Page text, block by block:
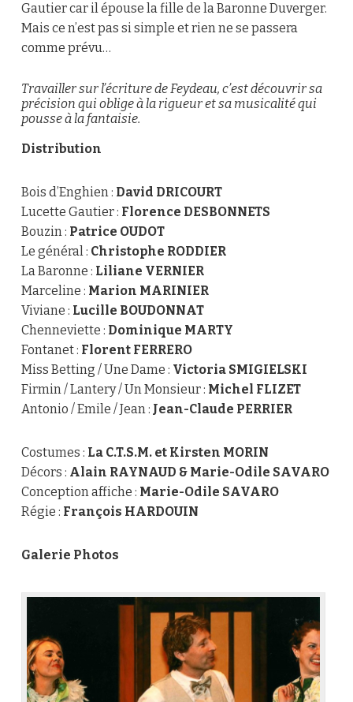
Gautier car il épouse la fille de la Baronne Duverger.
Mais ce n’est pas si simple et rien ne se passera
comme prévu…
Travailler sur l’écriture de Feydeau, c’est découvrir sa
précision qui oblige à la rigueur et sa musicalité qui
pousse à la fantaisie.
Distribution
Bois d’Enghien : David DRICOURT
Lucette Gautier : Florence DESBONNETS
Bouzin : Patrice OUDOT
Le général : Christophe RODDIER
La Baronne : Liliane VERNIER
Marceline : Marion MARINIER
Viviane : Lucille BOUDONNAT
Chenneviette : Dominique MARTY
Fontanet : Florent FERRERO
Miss Betting / Une Dame : Victoria SMIGIELSKI
Firmin / Lantery / Un Monsieur : Michel FLIZET
Antonio / Emile / Jean : Jean-Claude PERRIER
Costumes : La C.T.S.M. et Kirsten MORIN
Décors : Alain RAYNAUD & Marie-Odile SAVARO
Conception affiche : Marie-Odile SAVARO
Régie : François HARDOUIN
Galerie Photos